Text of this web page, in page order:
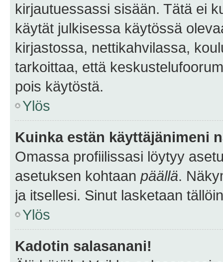
kirjautuessassi sisään. Tätä ei
käytät julkisessa käytössä
kirjastossa, nettikahvilassa,
tarkoittaa, että
pois käytöstä.
Ylös
Kuinka estän käyttäjänimeni
Omassa profiilissasi löytyy
asetuksen kohtaan päällä.
ja itsellesi. Sinut lasketaan
Ylös
Kadotin salasanani!